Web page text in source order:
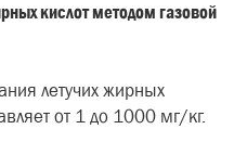
кислот методом газовой
летучих жирных
от 1 до 1000 мг/кг.